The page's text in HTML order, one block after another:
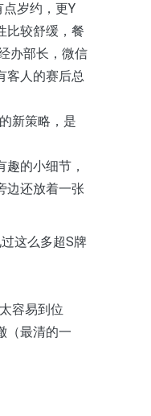
岁约，更Y
比较舒缓，餐
办部长，微信
客人的赛后总
新策略，是
的小细节，
边还放着一张
这么多超S牌
容易到位
（最清的一